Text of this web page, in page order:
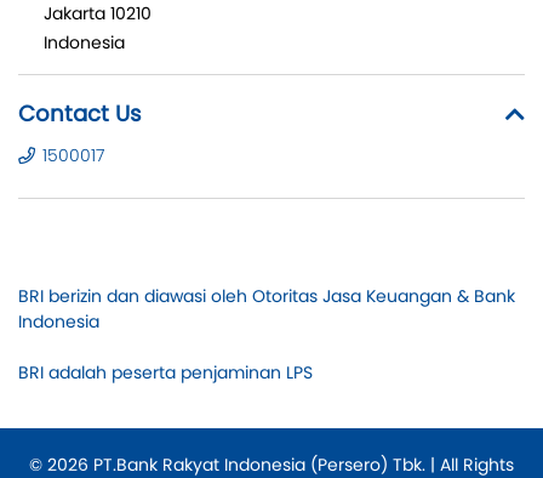
Jakarta 10210
Indonesia
Contact Us
1500017
BRI berizin dan diawasi oleh Otoritas Jasa Keuangan & Bank
Indonesia
BRI adalah peserta penjaminan LPS
© 2026 PT.Bank Rakyat Indonesia (Persero) Tbk. | All Rights